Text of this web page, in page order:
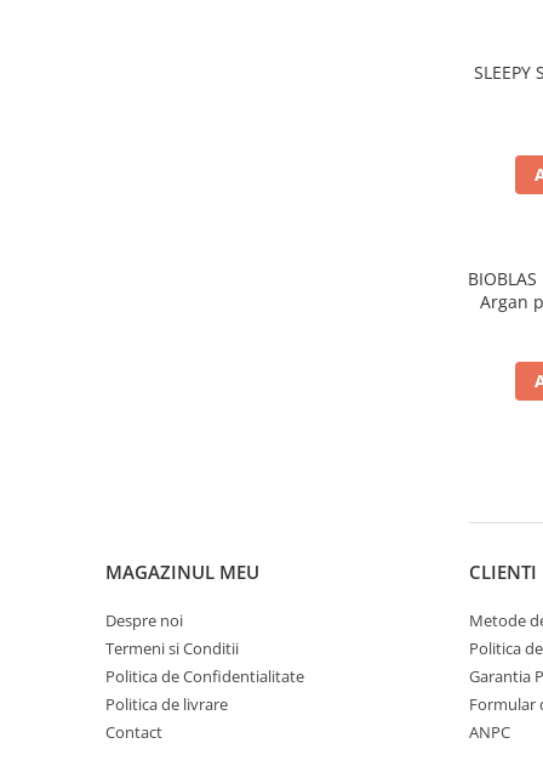
Odorizante
Aer Conditionat
Argan
MAGAZINUL MEU
Despre noi
Termeni si Conditii
Politica de Confidentialitate
Politica de livrare
Contact
CLIENTI
Metode
Politica
Garantia
Formular
ANPC